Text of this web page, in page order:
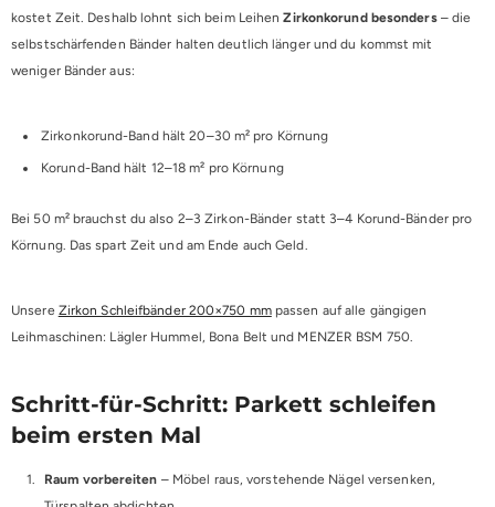
kostet Zeit. Deshalb lohnt sich beim LeihenZirkonkorund besonders– die
selbstschärfenden Bänder halten deutlich länger und du kommst mit
weniger Bänder aus:
Zirkonkorund-Band hält 20–30 m² pro Körnung
Korund-Band hält 12–18 m² pro Körnung
Bei 50 m² brauchst du also 2–3 Zirkon-Bänder statt 3–4 Korund-Bänder pro
Körnung. Das spart Zeit und am Ende auch Geld.
Unsere Zirkon Schleifbänder 200×750 mmpassen auf alle gängigen
Leihmaschinen: Lägler Hummel, Bona Belt und MENZER BSM 750.
Schritt-für-Schritt: Parkett schleifen
beim ersten Mal
Raum vorbereiten – Möbel raus, vorstehende Nägel versenken,